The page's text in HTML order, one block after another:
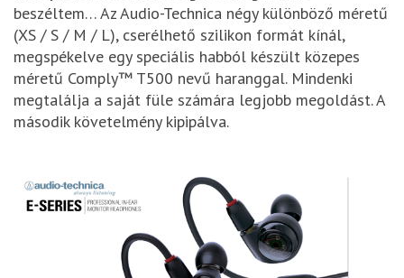
beszéltem… Az Audio-Technica négy különböző méretű
(XS / S / M / L), cserélhető szilikon formát kínál,
megspékelve egy speciális habból készült közepes
méretű Comply™ T500 nevű haranggal. Mindenki
megtalálja a saját füle számára legjobb megoldást. A
második követelmény kipipálva.